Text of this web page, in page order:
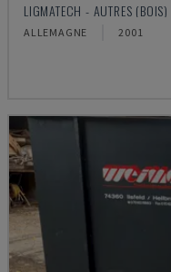
LIGMATECH - AUTRES (BOIS)
ALLEMAGNE 2001